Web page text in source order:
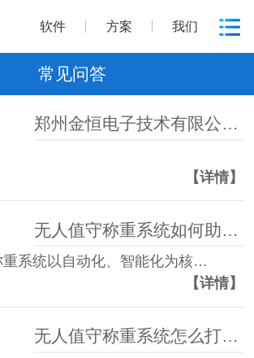
软件 方案 我们
常见问答
郑州金恒电子技术有限公司商标证书展示
【详情】
重系统以自动化、智能化为核…
【详情】
无人值守称重系统怎么打印磅单？衡安称重系统全自动化流程，一键操作高效无忧